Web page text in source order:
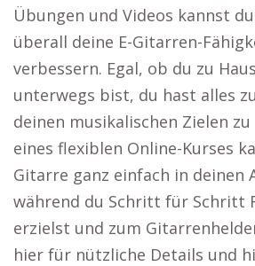
Übungen und Videos kannst
überall deine E-Gitarren-
verbessern. Egal, ob du zu
unterwegs bist, du hast alles
deinen musikalischen Zielen
eines flexiblen Online-Kurses
Gitarre ganz einfach in deinen
während du Schritt für Schritt
erzielst und zum
hier für nützliche Details und